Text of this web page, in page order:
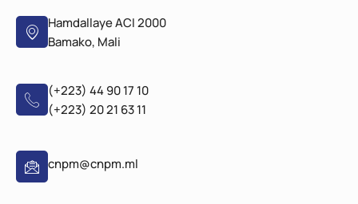
Hamdallaye ACI 2000
Bamako, Mali
(+223) 44 90 17 10
(+223) 20 21 63 11
cnpm@cnpm.ml